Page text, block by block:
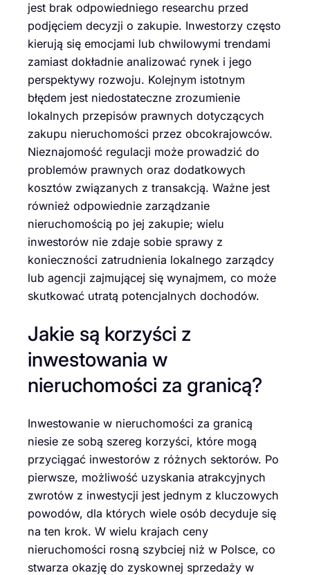
jest brak odpowiedniego researchu przed
podjęciem decyzji o zakupie. Inwestorzy często
kierują się emocjami lub chwilowymi trendami
zamiast dokładnie analizować rynek i jego
perspektywy rozwoju. Kolejnym istotnym
błędem jest niedostateczne zrozumienie
lokalnych przepisów prawnych dotyczących
zakupu nieruchomości przez obcokrajowców.
Nieznajomość regulacji może prowadzić do
problemów prawnych oraz dodatkowych
kosztów związanych z transakcją. Ważne jest
również odpowiednie zarządzanie
nieruchomością po jej zakupie; wielu
inwestorów nie zdaje sobie sprawy z
konieczności zatrudnienia lokalnego zarządcy
lub agencji zajmującej się wynajmem, co może
skutkować utratą potencjalnych dochodów.
Jakie są korzyści z
inwestowania w
nieruchomości za granicą?
Inwestowanie w nieruchomości za granicą
niesie ze sobą szereg korzyści, które mogą
przyciągać inwestorów z różnych sektorów. Po
pierwsze, możliwość uzyskania atrakcyjnych
zwrotów z inwestycji jest jednym z kluczowych
powodów, dla których wiele osób decyduje się
na ten krok. W wielu krajach ceny
nieruchomości rosną szybciej niż w Polsce, co
stwarza okazję do zyskownej sprzedaży w